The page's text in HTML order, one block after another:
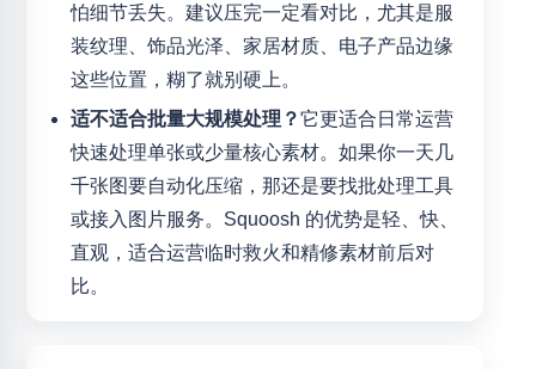
怕细节丢失。建议压完一定看对比，尤其是服
装纹理、饰品光泽、家居材质、电子产品边缘
这些位置，糊了就别硬上。
适不适合批量大规模处理？它更适合日常运营
快速处理单张或少量核心素材。如果你一天几
千张图要自动化压缩，那还是要找批处理工具
或接入图片服务。Squoosh 的优势是轻、快、
直观，适合运营临时救火和精修素材前后对
比。